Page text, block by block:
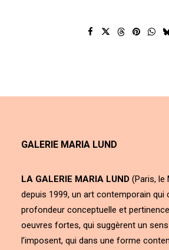
GALERIE MARIA LUND
LA GALERIE MARIA LUND (Paris, le
depuis 1999, un art contemporain qui
profondeur conceptuelle et
oeuvres fortes, qui suggèrent un sens
l’imposent, qui dans une forme